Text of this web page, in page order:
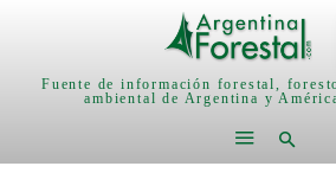
Fuente de información forestal,
ambiental de Argentina y